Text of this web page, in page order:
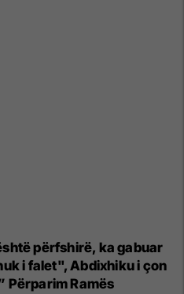
përfshirë, ka gabuar
i falet", Abdixhiku i çon
Përparim Ramës